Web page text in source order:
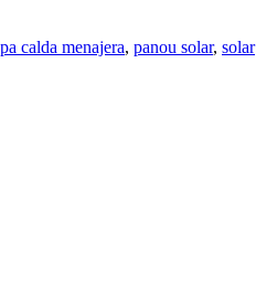
calda menajera, panou solar, solar